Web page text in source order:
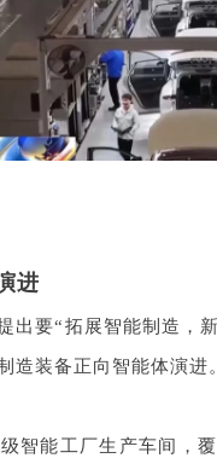
进
出要“拓展智能制造，
造装备正向智能体演进
智能工厂生产车间，